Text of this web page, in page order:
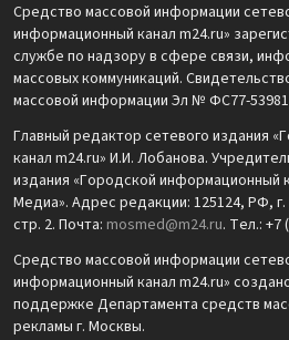
Средство массовой информации
информационный канал m24.ru»
службе по надзору в сфере связи,
массовых коммуникаций.
массовой информации Эл № ФС77-53981
Главный редактор сетевого издания
канал m24.ru» И.И. Лобанова.
издания «Городской информационный
Медиа». Адрес редакции: 125124, РФ,
стр. 2. Почта: mosmed@m24.ru. Тел.: +7
Средство массовой информации
информационный канал m24.ru»
поддержке Департамента средств
рекламы г. Москвы.